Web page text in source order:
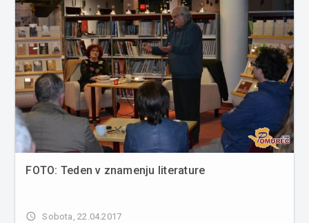
FOTO: Teden v znamenju literature
access_time Sobota, 22.04.2017